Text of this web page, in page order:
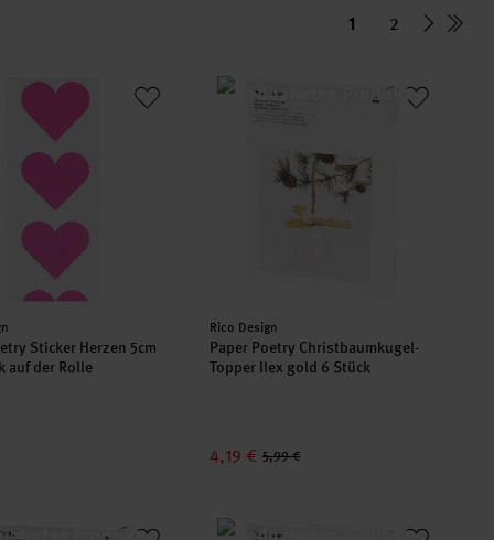
1 2
der Rolle Hot Foil
Sticker Herzen 5cm 120 Stück auf der Rolle
Sticker Herzen 5cm
auf der Rolle
Paper Poetry Christbaumkugel-
Hersteller:
Rico Design
Paper Poetry Christbaumkugel-
Topper Ilex gold 6 Stück
4,19 € 5,99 €
Christbaumkugel-Topper Orangenblatt 6 Stück
Paper Poetry Christbaumkugel-